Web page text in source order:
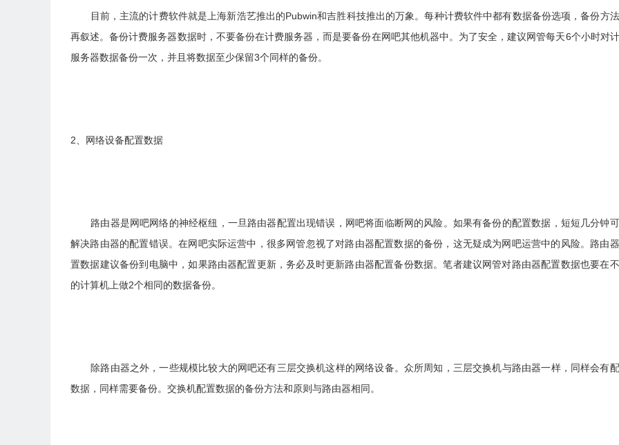
目前，主流的计费软件就是上海新浩艺推出的Pubwin和吉胜科技推出的万象。每种计费软件中都有数据备份选项，备份方
再叙述。备份计费服务器数据时，不要备份在计费服务器，而是要备份在网吧其他机器中。为了安全，建议网管每天6个小时对
服务器数据备份一次，并且将数据至少保留3个同样的备份。
2、网络设备配置数据
路由器是网吧网络的神经枢纽，一旦路由器配置出现错误，网吧将面临断网的风险。如果有备份的配置数据，短短几分钟
解决路由器的配置错误。在网吧实际运营中，很多网管忽视了对路由器配置数据的备份，这无疑成为网吧运营中的风险。路由
置数据建议备份到电脑中，如果路由器配置更新，务必及时更新路由器配置备份数据。笔者建议网管对路由器配置数据也要在
的计算机上做2个相同的数据备份。
除路由器之外，一些规模比较大的网吧还有三层交换机这样的网络设备。众所周知，三层交换机与路由器一样，同样会有
数据，同样需要备份。交换机配置数据的备份方法和原则与路由器相同。